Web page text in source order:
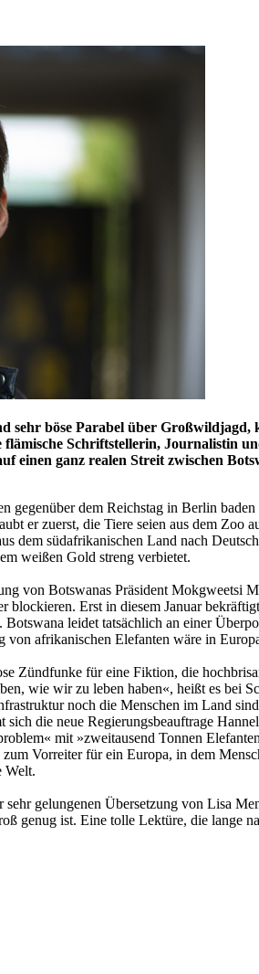
sehr böse Parabel über
Schriftstellerin, Journalistin
einen ganz realen Streit zwischen
gegenüber dem Reichstag in Berlin
er zuerst, die Tiere seien aus dem Zoo
dem südafrikanischen Land nach
weißen Gold streng verbietet.
von Botswanas Präsident Mokgweetsi
Erst in diesem Januar
leidet tatsächlich an einer
afrikanischen Elefanten wäre in
Zündfunke für eine Fiktion, die
wie wir zu leben haben«, heißt es bei
noch die Menschen im Land
die neue Regierungsbeauftrage
mit »zweitausend Tonnen
Vorreiter für ein Europa, in dem
Welt.
gelungenen Übersetzung von Lisa
genug ist. Eine tolle Lektüre, die lange